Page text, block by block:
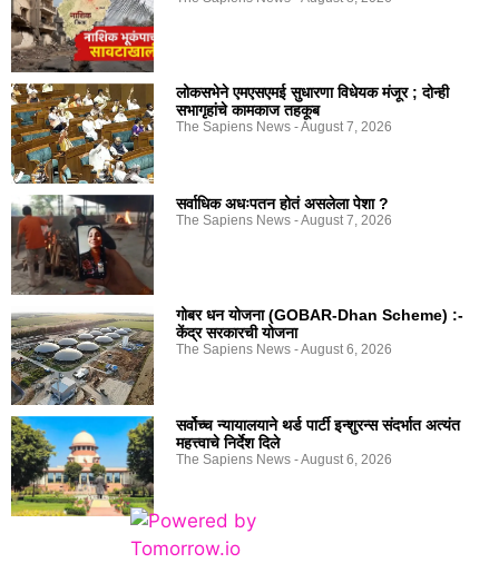
लोकसभेने एमएसएमई सुधारणा विधेयक मंजूर ; दोन्ही
सभागृहांचे कामकाज तहकूब
The Sapiens News August 7, 2026
सर्वाधिक अधःपतन होतं असलेला पेशा ?
The Sapiens News August 7, 2026
गोबर धन योजना (GOBAR-Dhan Scheme) :-
केंद्र सरकारची योजना
The Sapiens News August 6, 2026
सर्वोच्च न्यायालयाने थर्ड पार्टी इन्शुरन्स संदर्भात अत्यंत
महत्त्वाचे निर्देश दिले
The Sapiens News August 6, 2026